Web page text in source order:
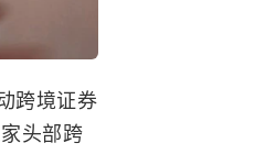
跨境证券
头部跨